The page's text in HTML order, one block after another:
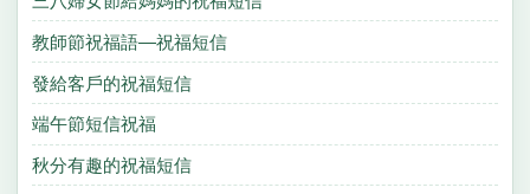
教師節祝福語—祝福短信
發給客戶的祝福短信
端午節短信祝福
秋分有趣的祝福短信